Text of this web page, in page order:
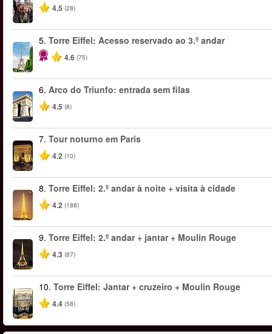
4.5 (28)
5. Torre Eiffel: Acesso reservado ao 3.º andar
4.6 (75)
6. Arco do Triunfo: entrada sem filas
4.5 (8)
7. Tour noturno em Paris
4.2 (10)
8. Torre Eiffel: 2.º andar à noite + visita à cidade
4.2 (188)
9. Torre Eiffel: 2.º andar + jantar + Moulin Rouge
4.3 (87)
10. Torre Eiffel: Jantar + cruzeiro + Moulin Rouge
4.4 (58)